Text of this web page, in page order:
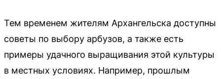
Тем временем жителям Архангельска доступны
советы по выбору арбузов, а также есть
примеры удачного выращивания этой культуры
в местных условиях. Например, прошлым